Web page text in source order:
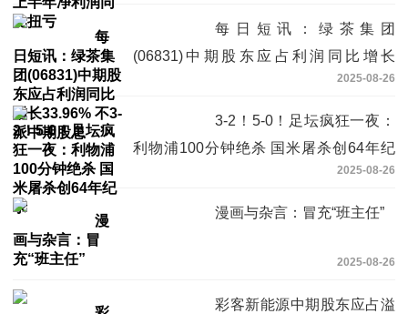
每日短讯：绿茶集团
(06831)中期股东应占利润同比增长
2025-08-26
3-2！5-0！足坛疯狂一夜：
利物浦100分钟绝杀 国米屠杀创64年纪
2025-08-26
漫画与杂言：冒充“班主任”
2025-08-26
彩客新能源中期股东应占溢